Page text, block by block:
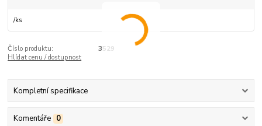
/ks
Číslo produktu:
3529
Hlídat cenu / dostupnost
Kompletní specifikace
Komentáře 0